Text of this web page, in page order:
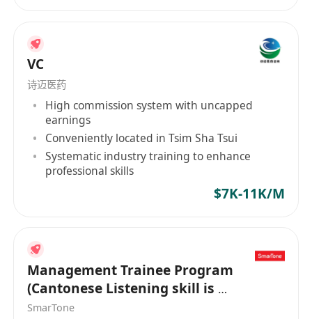
VC
诗迈医药
High commission system with uncapped
earnings
Conveniently located in Tsim Sha Tsui
Systematic industry training to enhance
professional skills
$7K-11K/M
Management Trainee Program
(Cantonese Listening skill is a
MUST)
SmarTone